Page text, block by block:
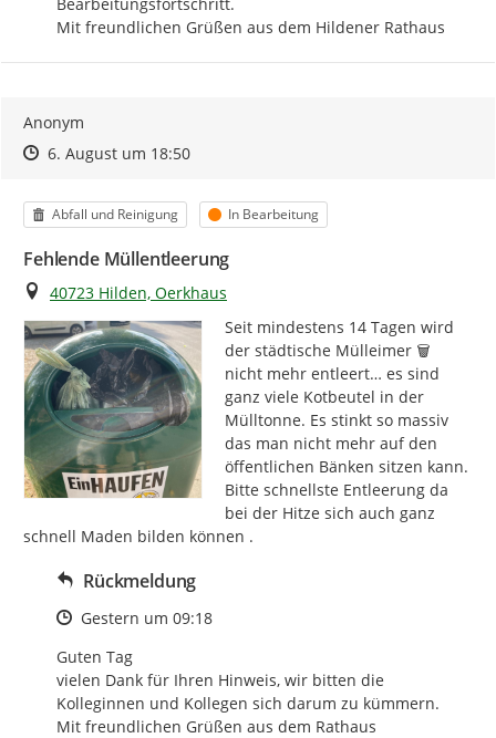
Mit freundlichen Grüßen aus dem Hildener Rathaus
Anonym
Zeitpunkt des Erstellens
Zeitpunkt des Erstellens
6. August um 18:50Zur Äußerung
Kategorie
Abfall und Reinigung Status
In Bearbeitung
Fehlende Müllentleerung
Ort
40723 Hilden, Oerkhaus
Seit mindestens 14 Tagen wird
der städtische Mülleimer 🗑️
nicht mehr entleert… es sind
ganz viele Kotbeutel in der
Mülltonne. Es stinkt so massiv
das man nicht mehr auf den
öffentlichen Bänken sitzen kann.
Bitte schnellste Entleerung da
bei der Hitze sich auch ganz
schnell Maden bilden können .
Rückmeldung
Zeitpunkt des Erstellens
Gestern um 09:18
Guten Tag
vielen Dank für Ihren Hinweis, wir bitten die
Kolleginnen und Kollegen sich darum zu kümmern.
Mit freundlichen Grüßen aus dem Rathaus